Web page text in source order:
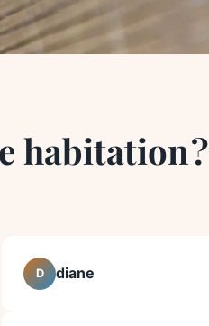
habitation ?
D diane